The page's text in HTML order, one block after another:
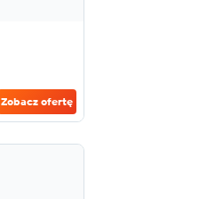
Zobacz ofertę